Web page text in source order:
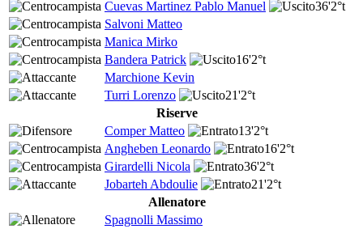
Cuevas Martinez Pablo Manuel 36'2°t
Salvoni Matteo
Manica Mirko
Bandera Patrick
16'2°t
Marchione Kevin
Turri Lorenzo
21'2°t
Riserve
Comper Matteo
13'2°t
Angheben Leonardo
16'2°t
Girardelli Nicola
36'2°t
Jobarteh Abdoulie
21'2°t
Allenatore
Spagnolli Massimo